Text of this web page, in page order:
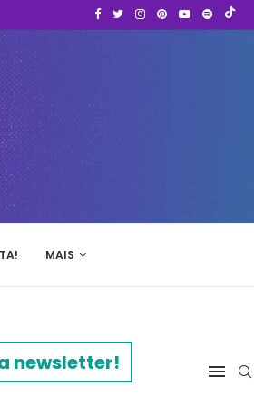
MAIS
newsletter!